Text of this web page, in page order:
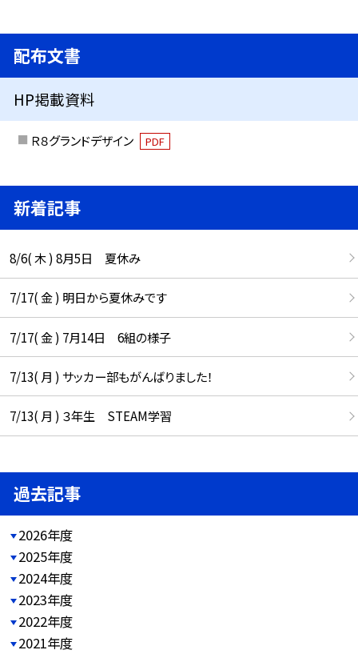
配布文書
HP掲載資料
Ｒ８グランドデザイン PDF
新着記事
8/6( 木 ) 8月5日 夏休み
7/17( 金 ) 明日から夏休みです
7/17( 金 ) 7月14日 6組の様子
7/13( 月 ) サッカー部もがんばりました！
7/13( 月 ) ３年生 STEAM学習
過去記事
2026年度
2025年度
2024年度
2023年度
2022年度
2021年度